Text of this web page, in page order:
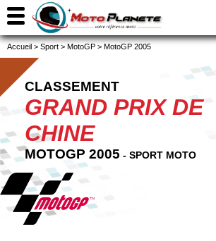
Accueil > Sport > MotoGP > MotoGP 2005
CLASSEMENT
GRAND PRIX DE
CHINE
MOTOGP 2005 - SPORT MOTO